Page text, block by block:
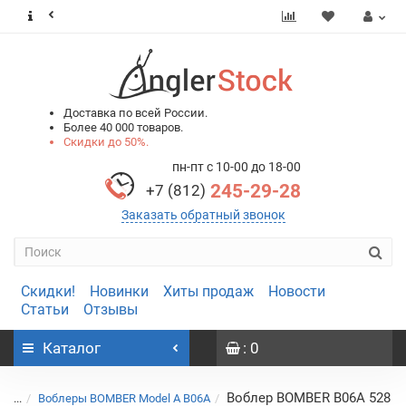
Доставка по всей России.
Более 40 000 товаров.
Скидки до 50%.
пн-пт с 10-00 до 18-00
+7 (812) 245-29-28
Заказать обратный звонок
Скидки! Новинки Хиты продаж
Новости
Статьи
Отзывы
Каталог : 0
... Воблеры BOMBER Model A B06A Воблер BOMBER B06A 528